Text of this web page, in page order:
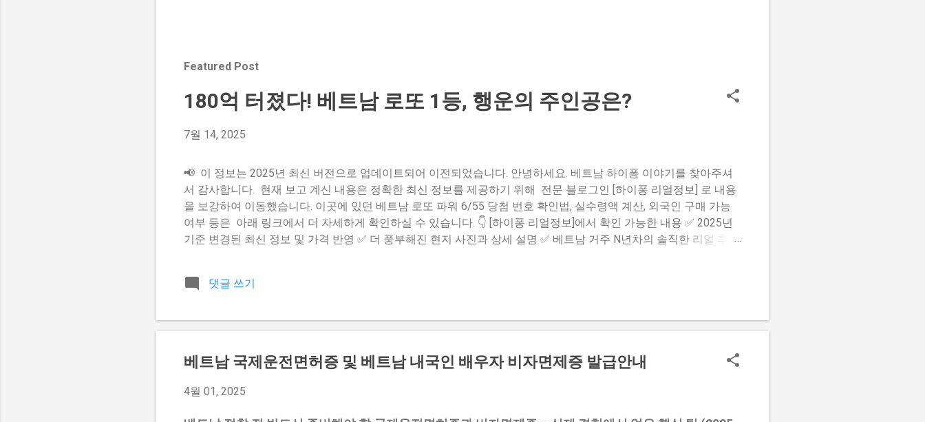
Featured Post
180억 터졌다! 베트남 로또 1등, 행운의 주인공은?
7월 14, 2025
📢 이 정보는 2025년 최신 버전으로 업데이트되어 이전되었습니다. 안녕하세요. 베트남 하이퐁 이야기를 찾아주셔
서 감사합니다. 현재 보고 계신 내용은 정확한 최신 정보를 제공하기 위해 전문 블로그인 [하이퐁 리얼정보] 로 내용
을 보강하여 이동했습니다. 이곳에 있던 베트남 로또 파워 6/55 당첨 번호 확인법, 실수령액 계산, 외국인 구매 가능
여부 등은 아래 링크에서 더 자세하게 확인하실 수 있습니다. 👇 [하이퐁 리얼정보]에서 확인 가능한 내용 ✅ 2025년
기준 변경된 최신 정보 및 가격 반영 ✅ 더 풍부해진 현지 사진과 상세 설명 ✅ 베트남 거주 N년차의 솔직한 리얼 후기
댓글 쓰기
베트남 국제운전면허증 및 베트남 내국인 배우자 비자면제증 발급안내
4월 01, 2025